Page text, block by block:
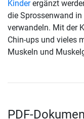
Kinderergänzt
die Sprossenwand
verwandeln. Mit der
Chin-ups und vieles
Muskeln und
PDF-